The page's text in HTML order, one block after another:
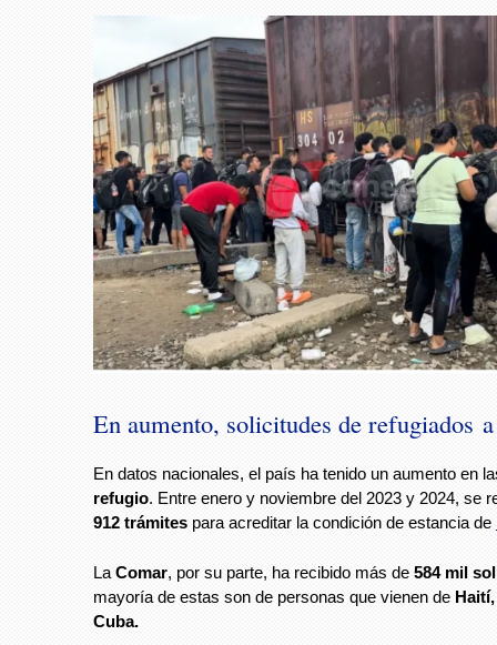
En aumento, solicitudes de refugiados
En datos nacionales, el país ha tenido un aumento en
refugio. Entre enero y noviembre del 2023 y 2024, se
912 trámites para acreditar la condición de estancia de
La Comar, por su parte, ha recibido más de 584 mil
mayoría de estas son de personas que vienen de
Cuba.